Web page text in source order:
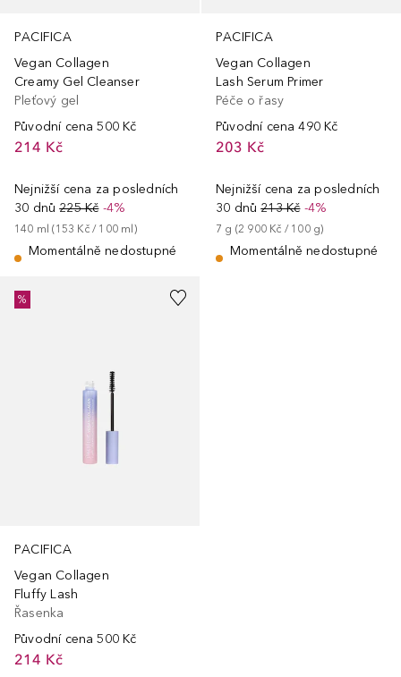
PACIFICA
Vegan Collagen
Creamy Gel Cleanser
Pleťový gel
Původní cena 500 Kč
214 Kč
Nejnižší cena za posledních
30 dnů 225 Kč-4%
140 ml (153 Kč / 100 ml )
Momentálně nedostupné
PACIFICA
Vegan Collagen
Lash Serum Primer
Péče o řasy
Původní cena 490 Kč
203 Kč
Nejnižší cena za posledních
30 dnů 213 Kč-4%
7 g (2 900 Kč / 100 g)
Momentálně nedostupné
PACIFICA
Vegan Collagen
Fluffy Lash
Řasenka
Původní cena 500 Kč
214 Kč
%